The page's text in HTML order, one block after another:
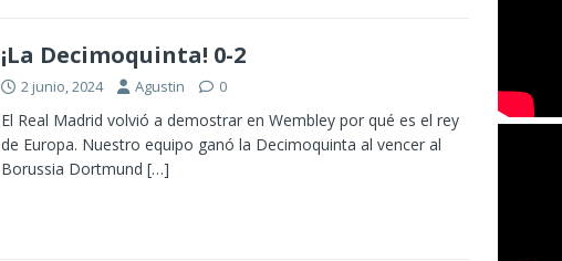
¡La Decimoquinta! 0-2
2 junio, 2024 Agustin 0
El Real Madrid volvió a demostrar en Wembley por qué es el rey
de Europa. Nuestro equipo ganó la Decimoquinta al vencer al
Borussia Dortmund […]